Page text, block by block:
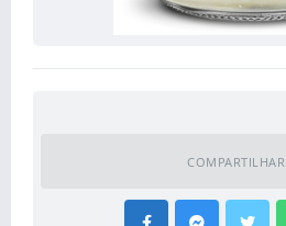
COMPARTILHAR